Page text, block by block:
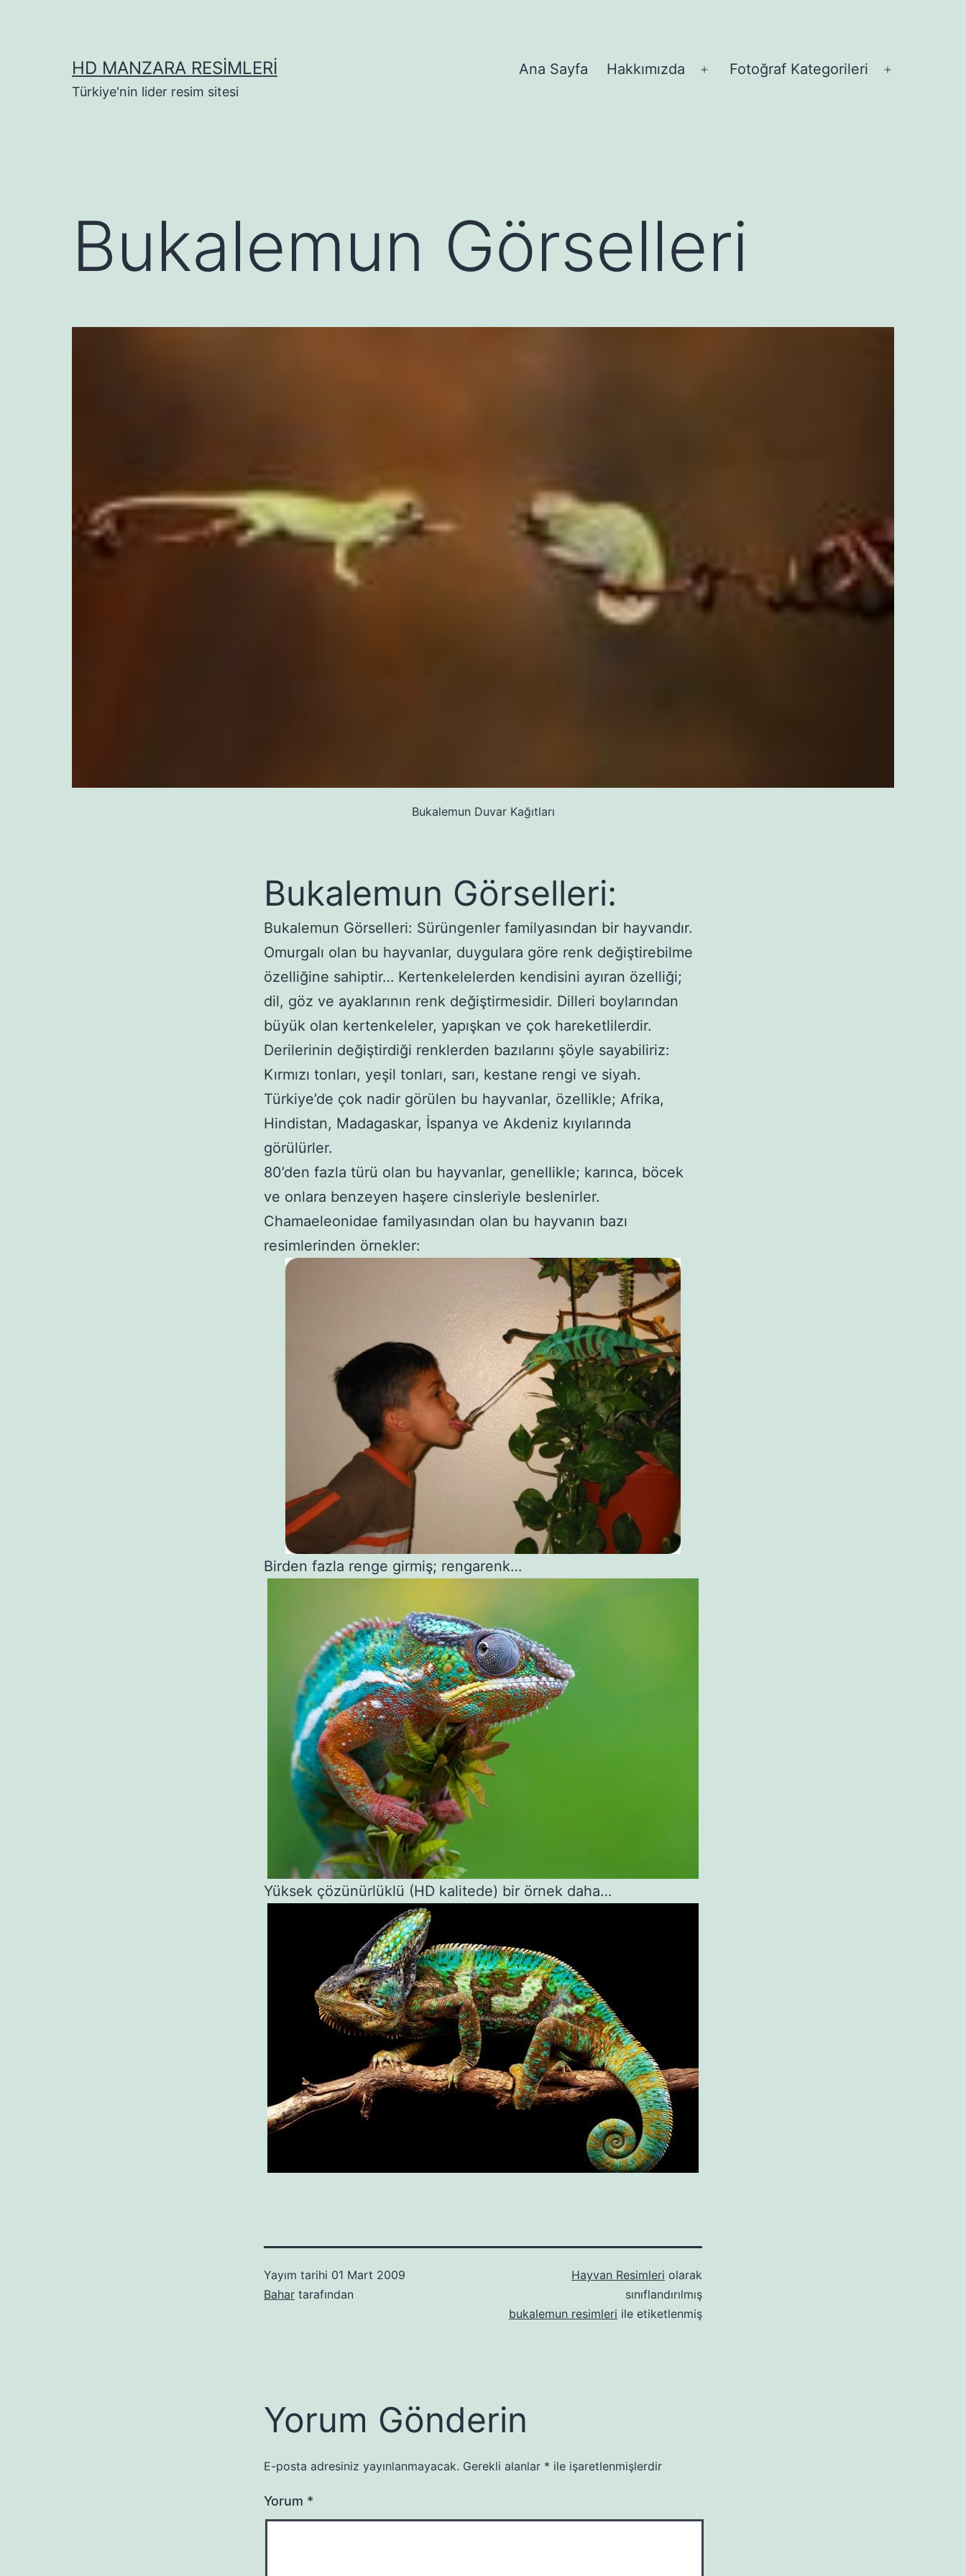
HD MANZARA RESIMLERI
Türkiye'nin lider resim sitesi
Ana Sayfa Hakkımızda
Menüyü
Fotoğraf Kategorileri
Bukalemun Görselleri
Bukalemun Duvar Kağıtları
Bukalemun Görselleri:
Bukalemun Görselleri: Sürüngenler familyasından bir hayvandır.
Omurgalı olan bu hayvanlar, duygulara göre renk değiştirebilme
özelliğine sahiptir… Kertenkelelerden kendisini ayıran özelliği;
dil, göz ve ayaklarının renk değiştirmesidir. Dilleri boylarından
büyük olan kertenkeleler, yapışkan ve çok hareketlilerdir.
Derilerinin değiştirdiği renklerden bazılarını şöyle sayabiliriz:
Kırmızı tonları, yeşil tonları, sarı, kestane rengi ve siyah.
Türkiye’de çok nadir görülen bu hayvanlar, özellikle; Afrika,
Hindistan, Madagaskar, İspanya ve Akdeniz kıyılarında
görülürler.
80’den fazla türü olan bu hayvanlar, genellikle; karınca, böcek
ve onlara benzeyen haşere cinsleriyle beslenirler.
Chamaeleonidae familyasından olan bu hayvanın bazı
resimlerinden örnekler:
Birden fazla renge girmiş; rengarenk…
Yüksek çözünürlüklü (HD kalitede) bir örnek daha…
Yayım tarihi 01 Mart 2009
Bahar tarafından
Hayvan Resimleri olarak
sınıflandırılmış
bukalemun resimleri ile etiketlenmiş
Yorum Gönderin
E-posta adresiniz yayınlanmayacak. Gerekli alanlar * ile işaretlenmişlerdir
Yorum *